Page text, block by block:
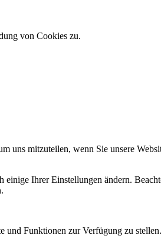
von Cookies zu.
mitzuteilen, wenn Sie unsere
Ihrer Einstellungen ändern.
und Funktionen zur Verfügung zu stellen.